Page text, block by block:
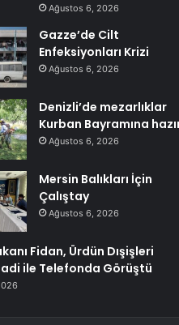
Ağustos 6, 2026
Gazze’de Cilt
Enfeksiyonları Krizi
Ağustos 6, 2026
Denizli’de mezarlıklar
Kurban Bayramına
Ağustos 6, 2026
Mersin Balıkları İçin
Çalıştay
Ağustos 6, 2026
Fidan, Ürdün Dışişleri
ile Telefonda Görüştü